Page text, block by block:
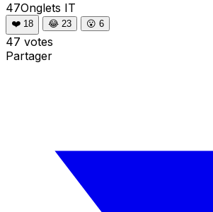
47Onglets IT
❤️ 18 😂 23 😮 6
47 votes
Partager